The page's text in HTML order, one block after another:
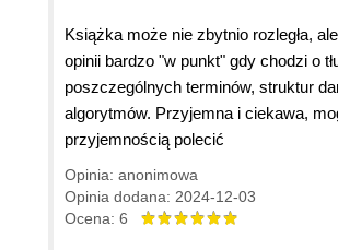
Książka może nie zbytnio rozległa,
opinii bardzo "w punkt" gdy chodzi o
poszczególnych terminów, struktur
algorytmów. Przyjemna i ciekawa,
przyjemnością polecić
Opinia: anonimowa
Opinia dodana: 2024-12-03
Ocena: 6